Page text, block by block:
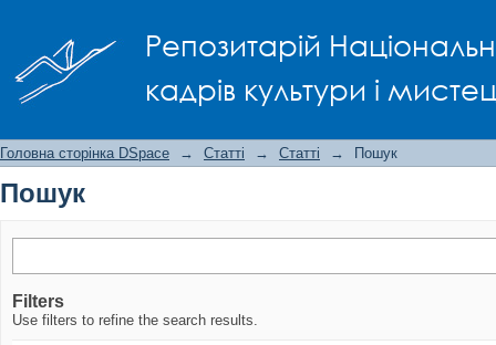
Репозитарій
кадрів культури і
Головна сторінка DSpace → Статті → Статті → Пошук
Пошук
Filters
Use filters to refine the search results.